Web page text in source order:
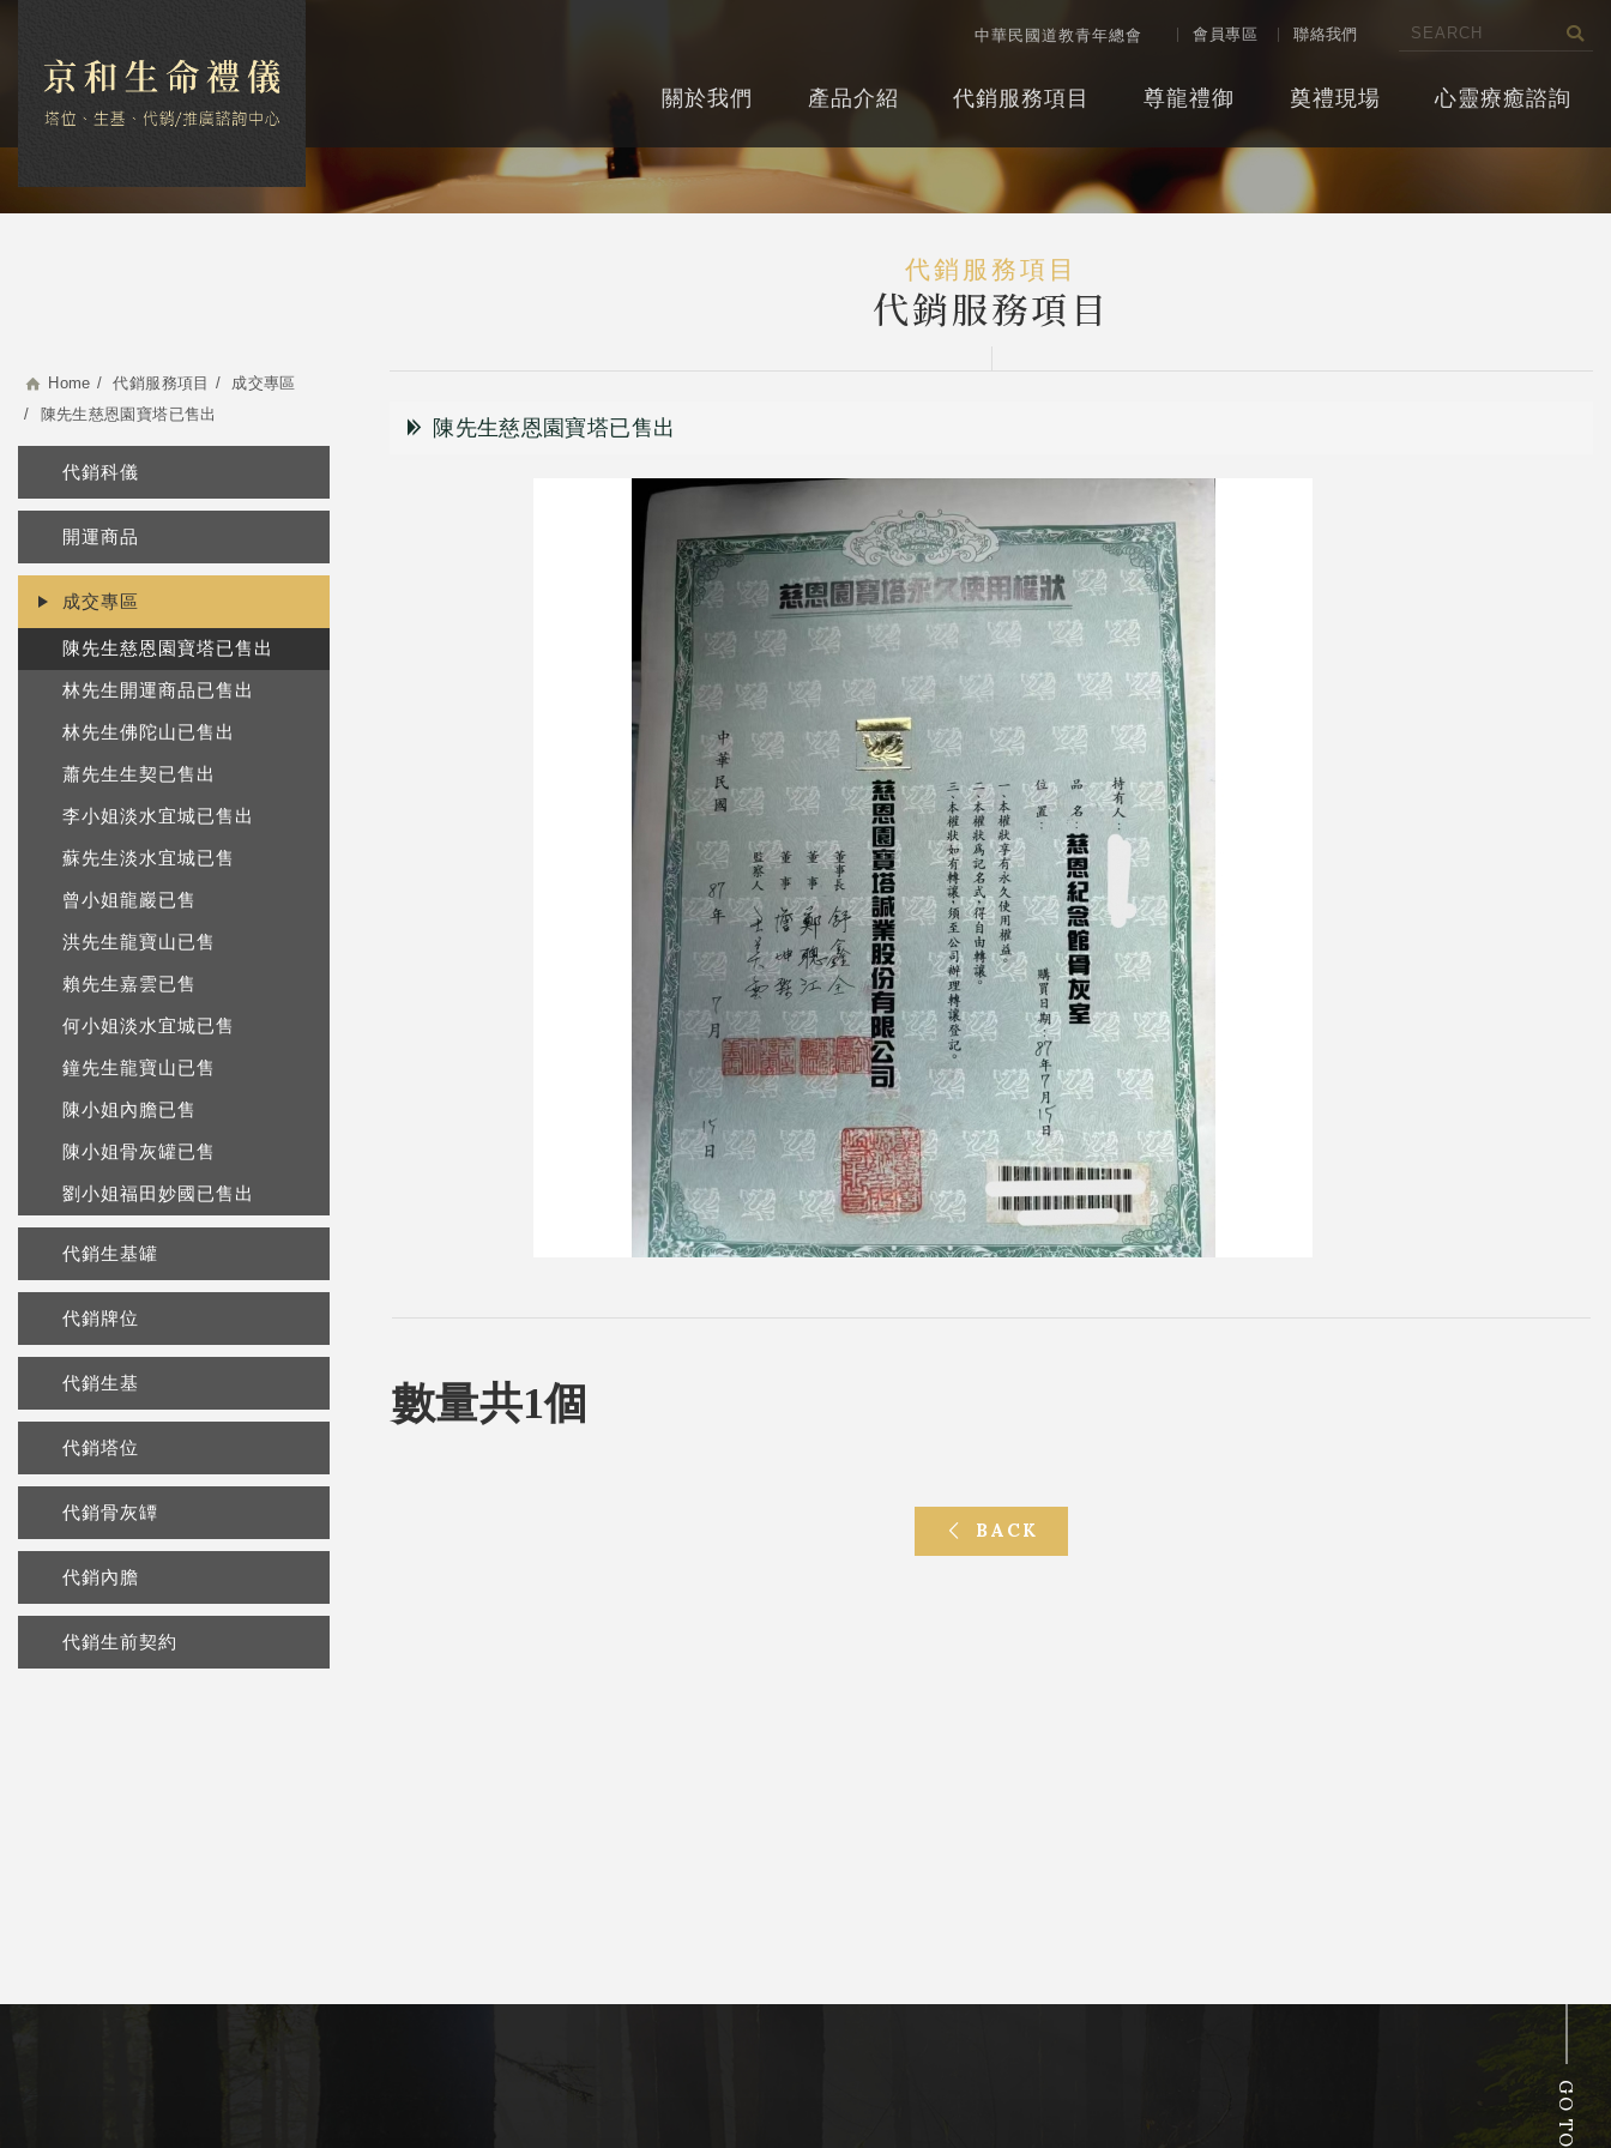
中華民國道教青年總會 會員專區 聯絡我們
關於我們 產品介紹 代銷服務項目 尊龍禮御 奠禮現場 心靈療癒諮詢
Home 代銷服務項目
成交專區
陳先生慈恩園寶塔已售出
代銷科儀
開運商品
成交專區
陳先生慈恩園寶塔已售出
林先生開運商品已售出
林先生佛陀山已售出
蕭先生生契已售出
李小姐淡水宜城已售出
蘇先生淡水宜城已售
曾小姐龍巖已售
洪先生龍寶山已售
賴先生嘉雲已售
何小姐淡水宜城已售
鐘先生龍寶山已售
陳小姐內膽已售
陳小姐骨灰罐已售
劉小姐福田妙國已售出
代銷生基罐
代銷牌位
代銷生基
代銷塔位
代銷骨灰罈
代銷內膽
代銷生前契約
代銷服務項目
代銷服務項目
陳先生慈恩園寶塔已售出
數量共1個
BACK
GO TOP